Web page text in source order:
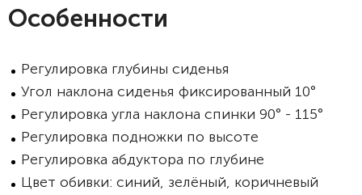
Особенности
Регулировка глубины сиденья
Угол наклона сиденья фиксированный 10°
Регулировка угла наклона спинки 90° - 115°
Регулировка подножки по высоте
Регулировка абдуктора по глубине
Цвет обивки: синий, зелёный, коричневый